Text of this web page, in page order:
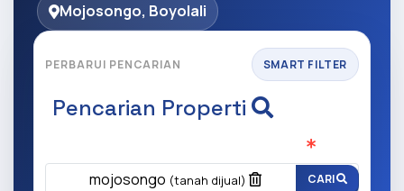
Mojosongo, Boyolali
PERBARUI PENCARIAN SMART FILTER
Pencarian Properti
mojosongo (tanah dijual) CARI